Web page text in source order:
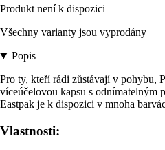
Produkt není k dispozici
Všechny varianty jsou vyprodány
Popis
Pro ty, kteří rádi zůstávají v pohybu,
víceúčelovou kapsu s odnímatelným
Eastpak je k dispozici v mnoha
Vlastnosti: